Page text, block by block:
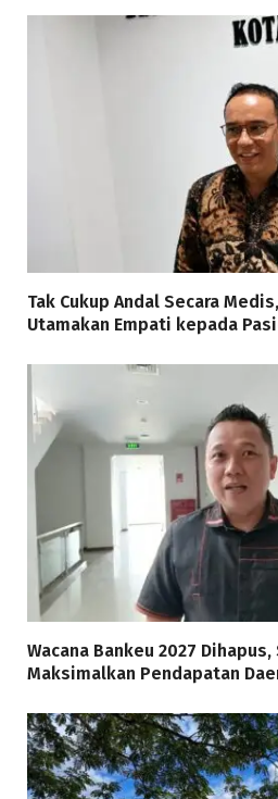
Tak Cukup Andal Secara
Utamakan Empati kepada
Wacana Bankeu 2027
Maksimalkan Pendapatan